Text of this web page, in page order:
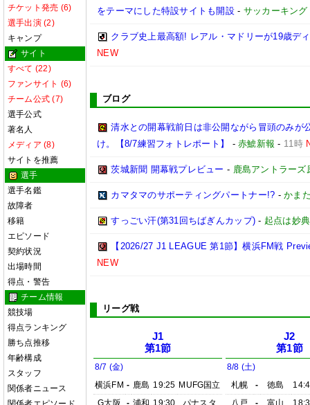
チケット発売 (6)
選手出演 (2)
キャンプ
サイト
すべて (22)
ファンサイト (6)
チーム公式 (7)
選手公式
著名人
メディア (8)
サイトを推薦
選手
選手名鑑
故障者
移籍
エピソード
契約状況
出場時間
得点・警告
チーム情報
競技場
得点ランキング
勝ち点推移
年齢構成
スタッフ
関係者ニュース
をテーマにした特設サイトも開設 - サッカーキング
クラブ史上最高額! レアル・マドリーが19歳デ
NEW
ブログ
清水との開幕戦前日は非公開ながら冒頭のみが
け。【8/7練習フォトレポート】
-赤鯱新報 - 11時
茨城新聞 開幕戦プレビュー - 鹿島アントラーズ
カマタマのサポーティングパートナー!? -かま
すっごい汗(第31回ちばぎんカップ) - 起点は妙典
【2026/27 J1 LEAGUE 第1節】横浜FM戦
NEW
リーグ戦
J1
第1節
8/7 (金)
横浜FM - 鹿島 19:25 MUFG国立
G大阪
- 浦和 19:30
パナスタ
J2
第1節
8/8 (土)
札幌
- 徳島
八戸
- 富山